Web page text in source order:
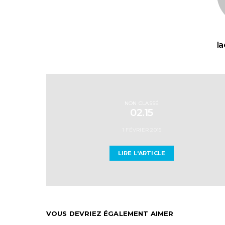
NON CLASSÉ
02.15
LIRE L'ARTICLE
VOUS DEVRIEZ ÉGALEMENT AIMER